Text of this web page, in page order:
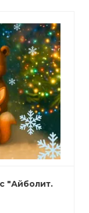
"Айболит.